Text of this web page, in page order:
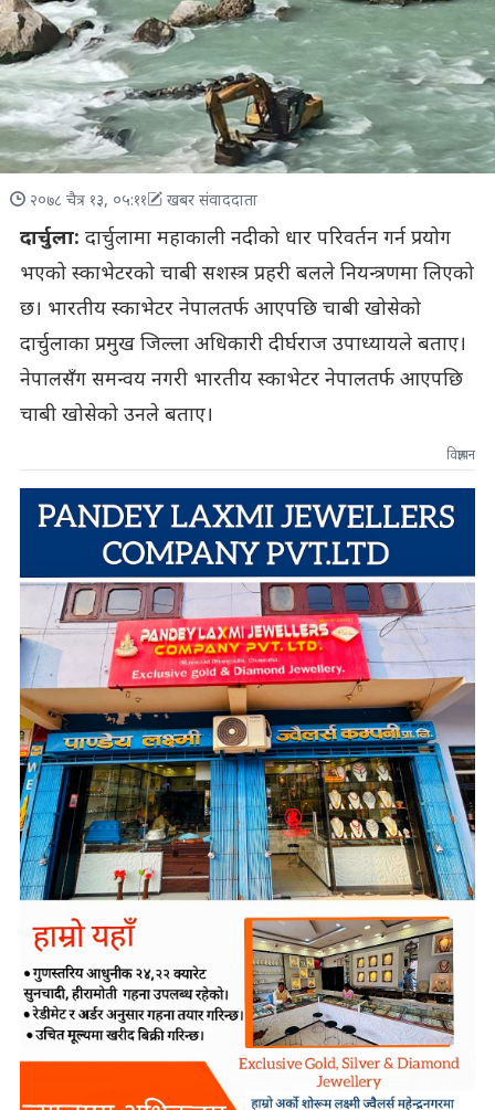
२०७८ चैत्र १३, ०५:११ खबर संवाददाता
दार्चुला: दार्चुलामा महाकाली नदीको धार परिवर्तन गर्न प्रयोग
भएको स्काभेटरको चाबी सशस्त्र प्रहरी बलले नियन्त्रणमा लिएको
छ। भारतीय स्काभेटर नेपालतर्फ आएपछि चाबी खोसेको
दार्चुलाका प्रमुख जिल्ला अधिकारी दीर्घराज उपाध्यायले बताए।
नेपालसँग समन्वय नगरी भारतीय स्काभेटर नेपालतर्फ आएपछि
चाबी खोसेको उनले बताए।
विज्ञापन